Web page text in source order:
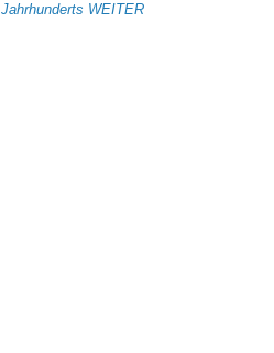
Jahrhunderts WEITER